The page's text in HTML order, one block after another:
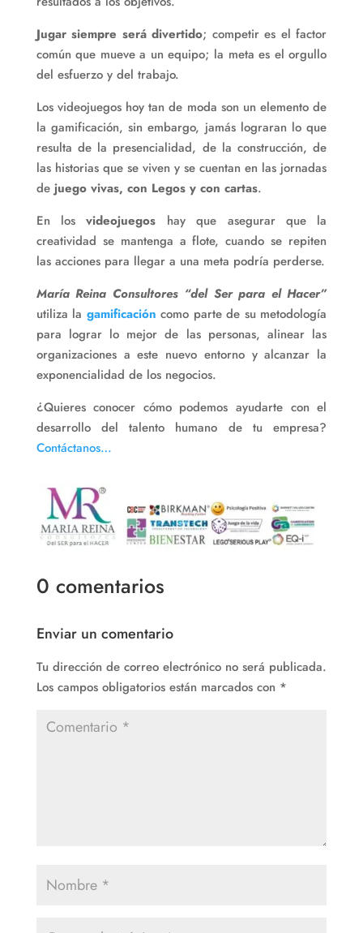
Jugar siempre será divertido; competir es el factor
común que mueve a un equipo; la meta es el orgullo
del esfuerzo y del trabajo.
Los videojuegos hoy tan de moda son un elemento de
la gamificación, sin embargo, jamás lograran lo que
resulta de la presencialidad, de la construcción, de
las historias que se viven y se cuentan en las jornadas
de juego vivas, con Legos y con cartas.
En losvideojuegos hay que asegurar que la
creatividad se mantenga a flote, cuando se repiten
las acciones para llegar a una meta podría perderse.
María Reina Consultores “del Ser para el Hacer”
utiliza la gamificación como parte de su metodología
para lograr lo mejor de las personas, alinear las
organizaciones a este nuevo entorno y alcanzar la
exponencialidad de los negocios.
¿Quieres conocer cómo podemos ayudarte con el
desarrollo del talento humano de tu empresa?
Contáctanos…
0 comentarios
Enviar un comentario
Tu dirección de correo electrónico no será publicada.
Los campos obligatorios están marcados con *